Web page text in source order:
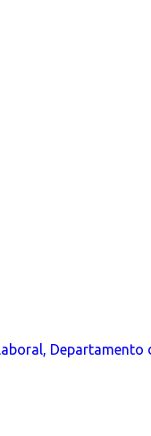
Departamento